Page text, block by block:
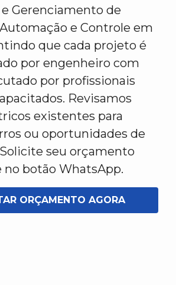
e Gerenciamento de
e Controle em
que cada projeto é
por engenheiro com
por profissionais
Revisamos
existentes para
ou oportunidades de
seu orçamento
no botão WhatsApp.
ORÇAMENTO AGORA